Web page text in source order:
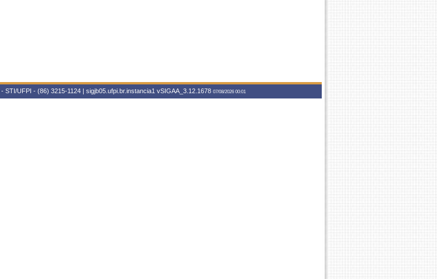
STI/UFPI - (86) 3215-1124 | sigjb05.ufpi.br.instancia1 vSIGAA_3.12.1678 07/08/2026 00:01